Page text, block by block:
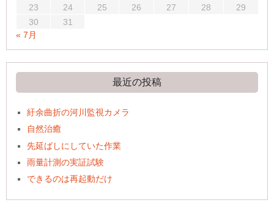
23
24 25 26 27 28
29
30
31
« 7月
最近の投稿
紆余曲折の河川監視カメラ
自然治癒
先延ばしにしていた作業
雨量計測の実証試験
できるのは再起動だけ